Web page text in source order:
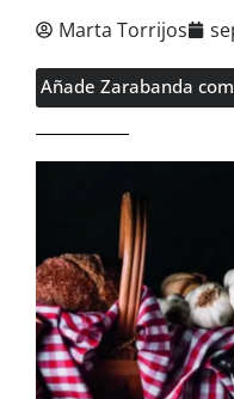
Marta Torrijos
Añade Zarabanda